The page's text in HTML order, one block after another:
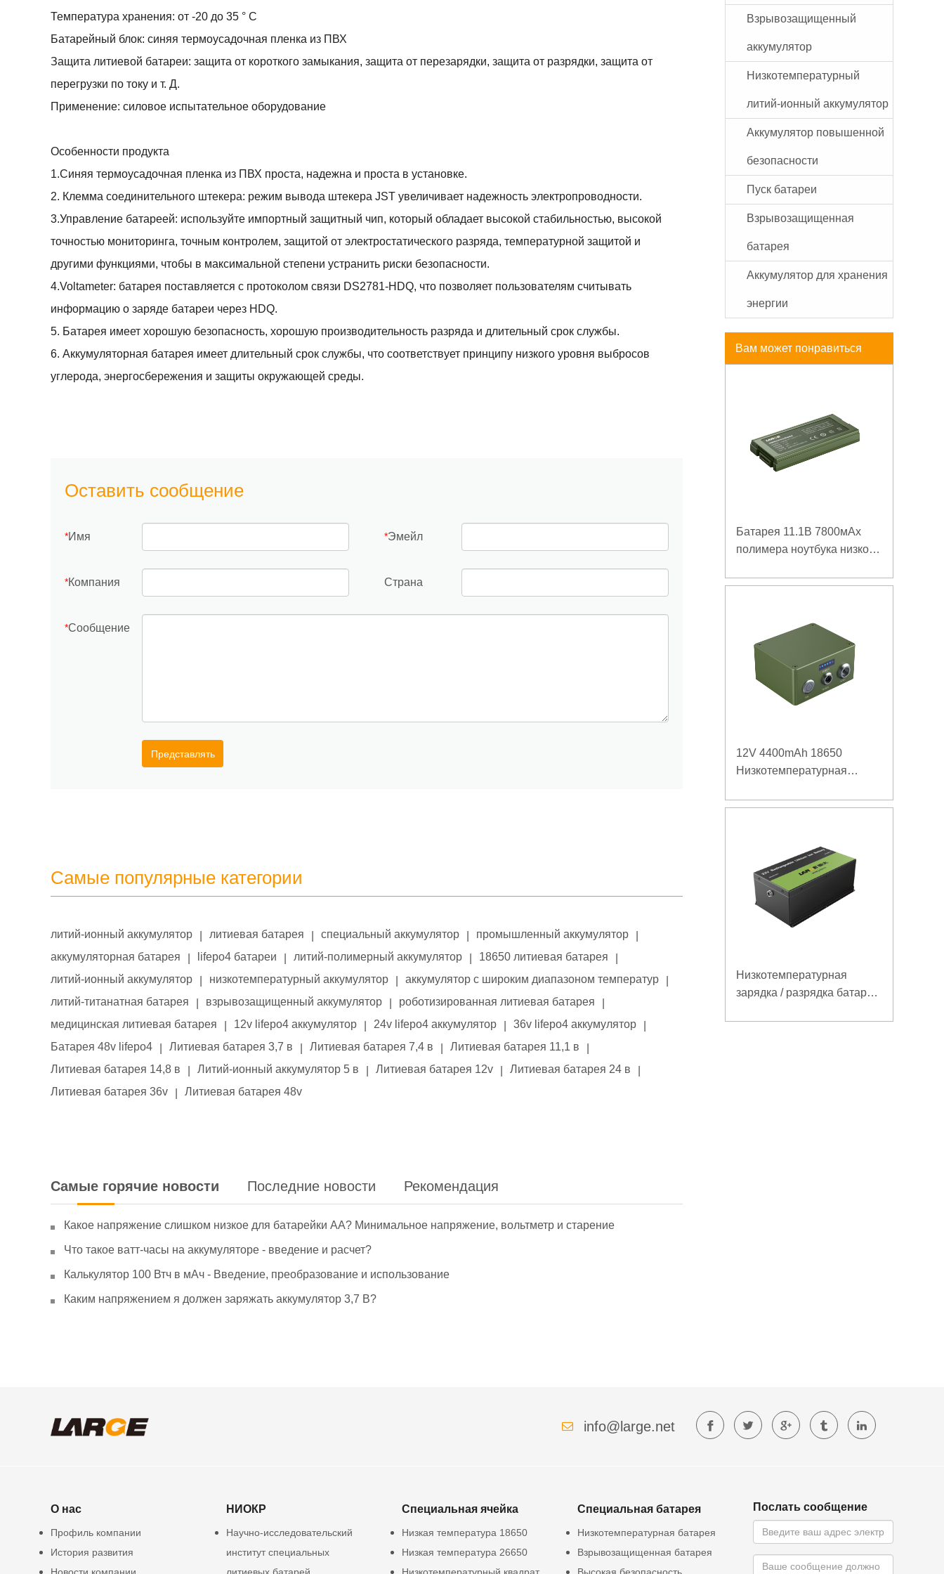
Температура хранения: от -20 до 35 ° C
Батарейный блок: синяя термоусадочная пленка из ПВХ
Защита литиевой батареи: защита от короткого замыкания, защита от перезарядки, защита от разрядки, защита от
перегрузки по току и т. Д.
Применение: силовое испытательное оборудование
Особенности продукта
1.Синяя термоусадочная пленка из ПВХ проста, надежна и проста в установке.
2. Клемма соединительного штекера: режим вывода штекера JST увеличивает надежность электропроводности.
3.Управление батареей: используйте импортный защитный чип, который обладает высокой стабильностью, высокой
точностью мониторинга, точным контролем, защитой от электростатического разряда, температурной защитой и
другими функциями, чтобы в максимальной степени устранить риски безопасности.
4.Voltameter: батарея поставляется с протоколом связи DS2781-HDQ, что позволяет пользователям считывать
информацию о заряде батареи через HDQ.
5. Батарея имеет хорошую безопасность, хорошую производительность разряда и длительный срок службы.
6. Аккумуляторная батарея имеет длительный срок службы, что соответствует принципу низкого уровня выбросов
углерода, энергосбережения и защиты окружающей среды.
Оставить сообщение
*Имя *Эмейл
*Компания Страна
*Сообщение
Представлять
Самые популярные категории
литий-ионный аккумулятор литиевая батарея специальный аккумулятор промышленный аккумулятор
аккумуляторная батарея
lifepo4 батареи литий-полимерный аккумулятор 18650 литиевая батарея
литий-ионный аккумулятор
низкотемпературный аккумулятор аккумулятор с широким диапазоном температур
литий-титанатная батарея
взрывозащищенный аккумулятор роботизированная литиевая батарея
медицинская литиевая батарея
12v lifepo4 аккумулятор 24v lifepo4 аккумулятор 36v lifepo4 аккумулятор
Батарея 48v lifepo4
Литиевая батарея 3,7 в Литиевая батарея 7,4 в Литиевая батарея 11,1 в
Литиевая батарея 14,8 в
Литий-ионный аккумулятор 5 в Литиевая батарея 12v Литиевая батарея 24 в
Литиевая батарея 36v
Литиевая батарея 48v
Самые горячие новости Последние новости Рекомендация
Какое напряжение слишком низкое для батарейки АА? Минимальное напряжение, вольтметр и старение
Что такое ватт-часы на аккумуляторе - введение и расчет?
Калькулятор 100 Втч в мАч - Введение, преобразование и использование
Каким напряжением я должен заряжать аккумулятор 3,7 В?
Взрывозащищенный
аккумулятор
Низкотемпературный
литий-ионный аккумулятор
Аккумулятор повышенной
безопасности
Пуск батареи
Взрывозащищенная
батарея
Аккумулятор для хранения
энергии
Вам может понравиться
Батарея 11.1В 7800мАх
полимера ноутбука низкой
плотности энергии
12V 4400mAh 18650
Низкотемпературная
усиленного источника
Низкотемпературная
зарядка / разрядка батареи
info@large.net
О нас
Профиль компании
История развития
НИОКР
Научно-исследовательский
институт специальных
Специальная ячейка
Низкая температура 18650
Низкая температура 26650
Специальная батарея
Низкотемпературная батарея
Взрывозащищенная батарея
Послать сообщение